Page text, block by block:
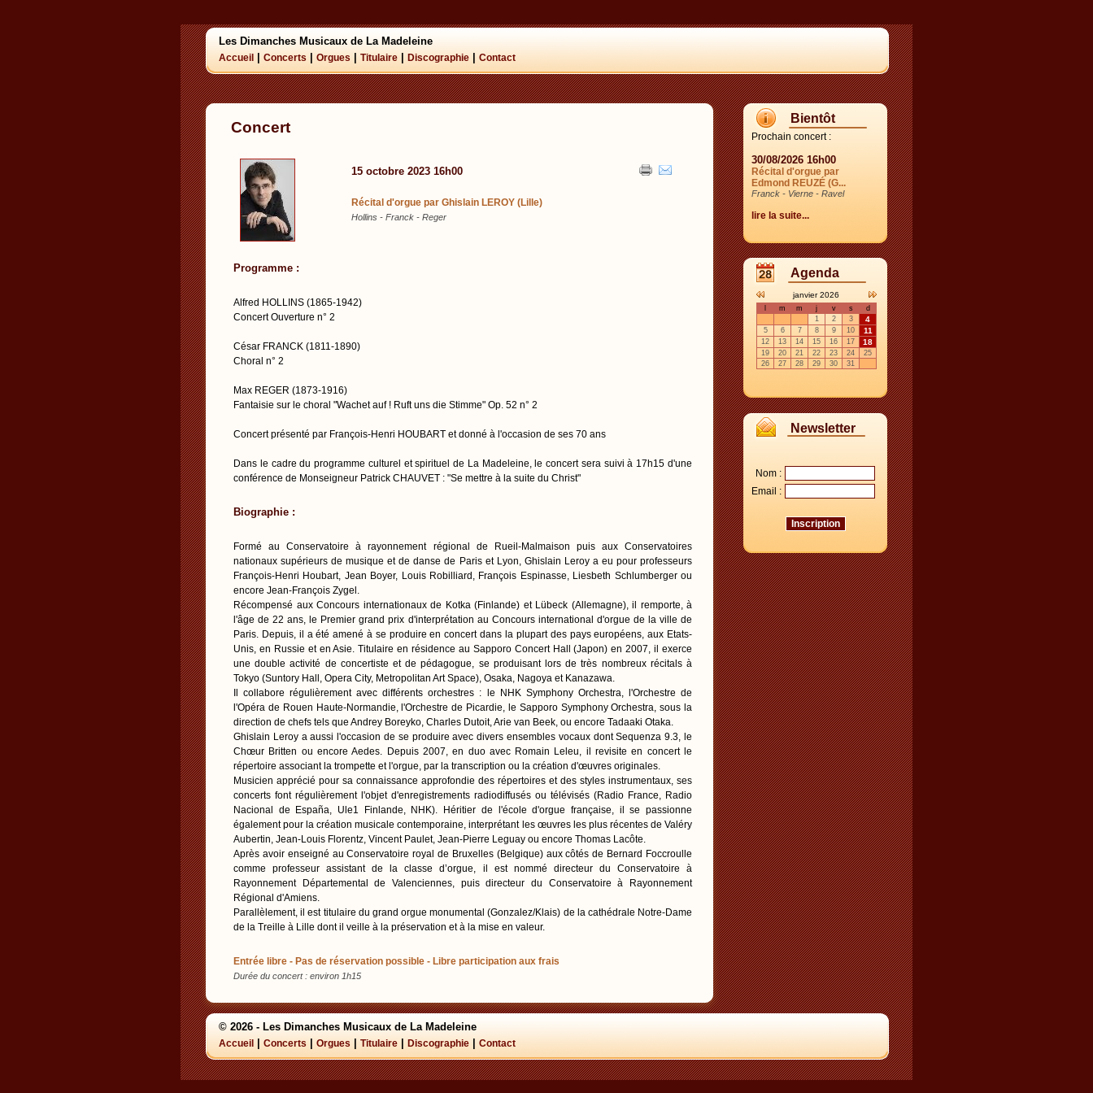
Les Dimanches Musicaux de La Madeleine
Accueil Concerts Orgues Titulaire Discographie Contact
Concert
15 octobre 2023 16h00
Récital d'orgue par Ghislain LEROY (Lille)
Hollins - Franck - Reger
Programme :
Alfred HOLLINS (1865-1942)
Concert Ouverture n° 2
César FRANCK (1811-1890)
Choral n° 2
Max REGER (1873-1916)
Fantaisie sur le choral "Wachet auf ! Ruft uns die Stimme" Op. 52 n° 2
Concert présenté par François-Henri HOUBART et donné à l'occasion de ses 70 ans
Dans le cadre du programme culturel et spirituel de La Madeleine, le concert sera suivi à 17h15 d'une
conférence de Monseigneur Patrick CHAUVET : "Se mettre à la suite du Christ"
Biographie :
Formé au Conservatoire à rayonnement régional de Rueil-Malmaison puis aux Conservatoires
nationaux supérieurs de musique et de danse de Paris et Lyon, Ghislain Leroy a eu pour professeurs
François-Henri Houbart, Jean Boyer, Louis Robilliard, François Espinasse, Liesbeth Schlumberger ou
encore Jean-François Zygel.
Récompensé aux Concours internationaux de Kotka (Finlande) et Lübeck (Allemagne), il remporte, à
l'âge de 22 ans, le Premier grand prix d'interprétation au Concours international d'orgue de la ville de
Paris. Depuis, il a été amené à se produire en concert dans la plupart des pays européens, aux Etats-
Unis, en Russie et en Asie. Titulaire en résidence au Sapporo Concert Hall (Japon) en 2007, il exerce
une double activité de concertiste et de pédagogue, se produisant lors de très nombreux récitals à
Tokyo (Suntory Hall, Opera City, Metropolitan Art Space), Osaka, Nagoya et Kanazawa.
Il collabore régulièrement avec différents orchestres : le NHK Symphony Orchestra, l'Orchestre de
l'Opéra de Rouen Haute-Normandie, l'Orchestre de Picardie, le Sapporo Symphony Orchestra, sous la
direction de chefs tels que Andrey Boreyko, Charles Dutoit, Arie van Beek, ou encore Tadaaki Otaka.
Ghislain Leroy a aussi l'occasion de se produire avec divers ensembles vocaux dont Sequenza 9.3, le
Chœur Britten ou encore Aedes. Depuis 2007, en duo avec Romain Leleu, il revisite en concert le
répertoire associant la trompette et l'orgue, par la transcription ou la création d'œuvres originales.
Musicien apprécié pour sa connaissance approfondie des répertoires et des styles instrumentaux, ses
concerts font régulièrement l'objet d'enregistrements radiodiffusés ou télévisés (Radio France, Radio
Nacional de España, Ule1 Finlande, NHK). Héritier de l'école d'orgue française, il se passionne
également pour la création musicale contemporaine, interprétant les œuvres les plus récentes de Valéry
Aubertin, Jean-Louis Florentz, Vincent Paulet, Jean-Pierre Leguay ou encore Thomas Lacôte.
Après avoir enseigné au Conservatoire royal de Bruxelles (Belgique) aux côtés de Bernard Foccroulle
comme professeur assistant de la classe d’orgue, il est nommé directeur du Conservatoire à
Rayonnement Départemental de Valenciennes, puis directeur du Conservatoire à Rayonnement
Régional d'Amiens.
Parallèlement, il est titulaire du grand orgue monumental (Gonzalez/Klais) de la cathédrale Notre-Dame
de la Treille à Lille dont il veille à la préservation et à la mise en valeur.
Entrée libre - Pas de réservation possible - Libre participation aux frais
Durée du concert : environ 1h15
Bientôt
Prochain concert :
30/08/2026 16h00
Récital d'orgue par
Edmond REUZÉ (G...
Franck - Vierne - Ravel
lire la suite...
Agenda
janvier 2026
m m j v s
d
1
2 3 4
5 6 7 8 9 10 11
12 13 14 15 16 17 18
19 20 21 22 23 24
25
26
27 28 29 30 31
Newsletter
Nom :
Email :
© 2026 - Les Dimanches Musicaux de La Madeleine
Accueil Concerts Orgues Titulaire Discographie Contact